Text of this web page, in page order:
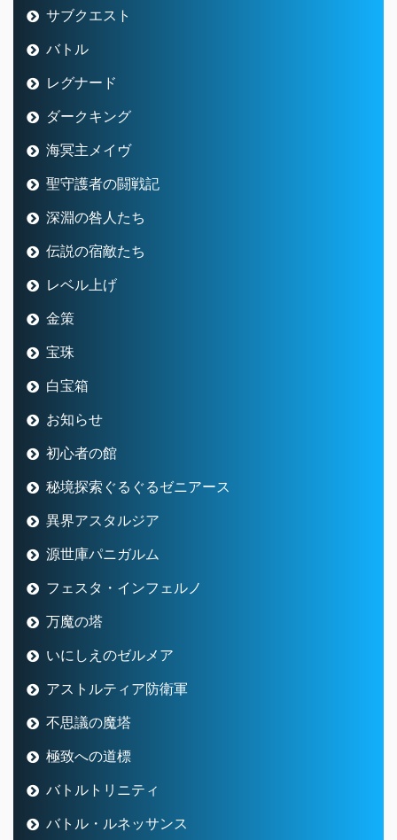
サブクエスト
バトル
レグナード
ダークキング
海冥主メイヴ
聖守護者の闘戦記
深淵の咎人たち
伝説の宿敵たち
レベル上げ
金策
宝珠
白宝箱
お知らせ
初心者の館
秘境探索ぐるぐるゼニアース
異界アスタルジア
源世庫パニガルム
フェスタ・インフェルノ
万魔の塔
いにしえのゼルメア
アストルティア防衛軍
不思議の魔塔
極致への道標
バトルトリニティ
バトル・ルネッサンス